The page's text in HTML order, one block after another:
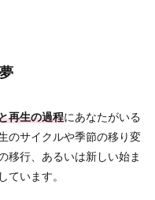
再生の過程にあなたがいる
のサイクルや季節の移り変
移行、あるいは新しい始ま
ています。